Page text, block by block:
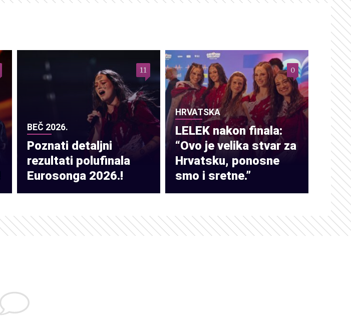
BEČ 2026.
Poznati detaljni
rezultati polufinala
Eurosonga 2026.!
11
HRVATSKA
LELEK nakon finala:
“Ovo je velika stvar za
Hrvatsku, ponosne
smo i sretne.”
0